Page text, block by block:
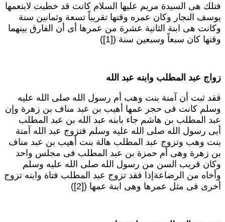
هى السيدة مريم عليها السلام كانت قد خطبت لابنعمها
النجار وكان عمره وقتها تقريباً تسعة وثمانين سنة
هى ابنة الثانية عشرة من عمرها أى أن الفارق بينهما
كان سبعاً وسبعين سنة ([1])
عبد المطلب وابنه عبد الله
ثبت أن آمنة بنت وهب أم رسول الله صلى الله عليه
كانت فى حجر عمها أهيب بن عبد مناف بن زهرة وإن
المطلب بن هاشم جاء بابنه عبد الله بن عبد المطلب
رسول الله صلى الله عليه وسلم فتزوج عبد الله آمنة
وهب وتزوج عبد المطلب هالة بنت أهيب بن عبد مناف
زهرة وهى أم حمزة بن عبد المطلب فى مجلس واحد
قريب السن من رسول الله صلى الله عليه وسلم
من الرضاعةإذا فقد تزوج عبد المطلب فتاة وابنه تزوج
فى مثل عمرها وهى ابنة عمها ([2])